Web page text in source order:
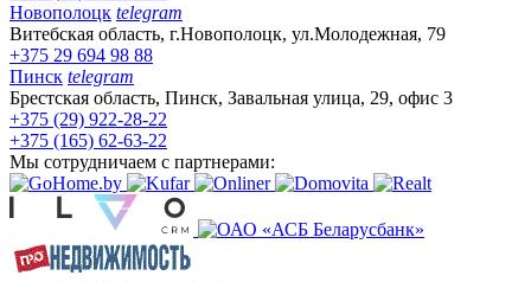
Новополоцк telegram
Витебская область, г.Новополоцк, ул.Молодежная, 79
+375 29 694 98 88
Пинск telegram
Брестская область, Пинск, Завальная улица, 29, офис 3
+375 (29) 922-28-22
+375 (165) 62-63-22
Мы сотрудничаем с партнерами: